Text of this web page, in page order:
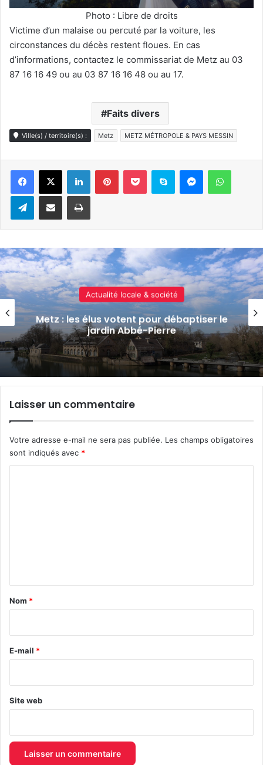
Photo : Libre de droits
Victime d’un malaise ou percuté par la voiture, les
circonstances du décès restent floues. En cas
d’informations, contactez le commissariat de Metz au 03
87 16 16 49 ou au 03 87 16 16 48 ou au 17.
Faits divers
Ville(s) / territoire(s) : Metz METZ MÉTROPOLE & PAYS MESSIN
LinkedinPinterestPocket Skype Messenger
TelegramPartager par e-mail Imprimer
Politique & social
Parkings à Metz : les premières places
réservées aux femmes sont disponibles
Laisser un commentaire
Votre adresse e-mail ne sera pas publiée. Les champs obligatoires
sont indiqués avec *
a
e
Nom *
E-mail *
Site web